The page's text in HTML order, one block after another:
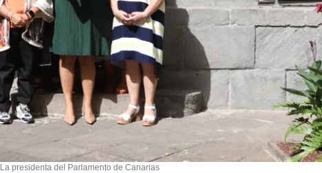
La presidenta del Parlamento de Canarias